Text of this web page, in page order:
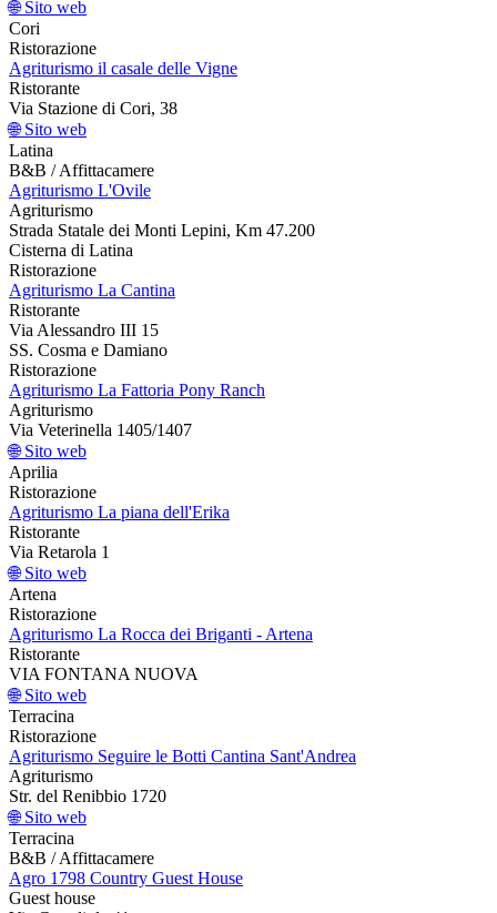
🌐 Sito web
Cori
Ristorazione
Agriturismo il casale delle Vigne
Ristorante
Via Stazione di Cori, 38
🌐 Sito web
Latina
B&B / Affittacamere
Agriturismo L'Ovile
Agriturismo
Strada Statale dei Monti Lepini, Km 47.200
Cisterna di Latina
Ristorazione
Agriturismo La Cantina
Ristorante
Via Alessandro III 15
SS. Cosma e Damiano
Ristorazione
Agriturismo La Fattoria Pony Ranch
Agriturismo
Via Veterinella 1405/1407
🌐 Sito web
Aprilia
Ristorazione
Agriturismo La piana dell'Erika
Ristorante
Via Retarola 1
🌐 Sito web
Artena
Ristorazione
Agriturismo La Rocca dei Briganti - Artena
Ristorante
VIA FONTANA NUOVA
🌐 Sito web
Terracina
Ristorazione
Agriturismo Seguire le Botti Cantina Sant'Andrea
Agriturismo
Str. del Renibbio 1720
🌐 Sito web
Terracina
B&B / Affittacamere
Agro 1798 Country Guest House
Guest house